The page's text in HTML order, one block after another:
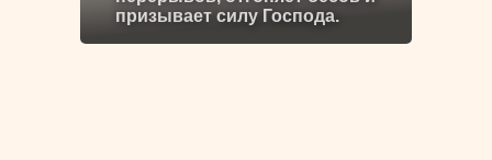
призывает силу Господа.